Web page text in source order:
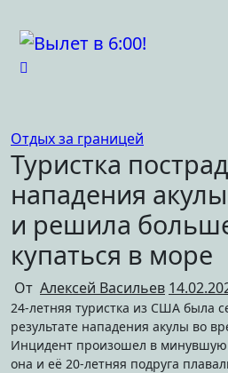
содержимому
Отдых за границей
Туристка
нападения
и решила
купаться в море
От Алексей Васильев
24-летняя туристка из США была серьезно травмирована в
результате нападения акулы во
Инцидент произошел в минувшую
она и её 20-летняя подруга